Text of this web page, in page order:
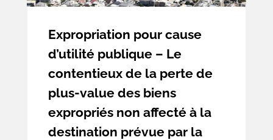
Expropriation pour cause
d’utilité publique – Le
contentieux de la perte de
plus-value des biens
expropriés non affecté à la
destination prévue par la